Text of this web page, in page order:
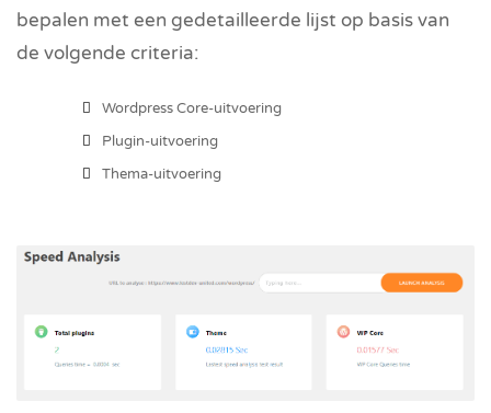
bepalen met een gedetailleerde lijst op basis van
de volgende criteria:
Wordpress Core-uitvoering
Plugin-uitvoering
Thema-uitvoering